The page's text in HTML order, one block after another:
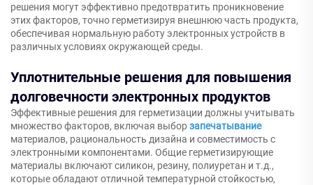
решения могут эффективно предотвратить проникновение
этих факторов, точно герметизируя внешнюю часть продукта,
обеспечивая нормальную работу электронных устройств в
различных условиях окружающей среды.
Уплотнительные решения для повышения
долговечности электронных продуктов
Эффективные решения для герметизации должны учитывать
множество факторов, включая выбор запечатывание
материалов, рациональность дизайна и совместимость с
электронными компонентами. Общие герметизирующие
материалы включают силикон, резину, полиуретан и т.д.,
которые обладают отличной температурной стойкостью,